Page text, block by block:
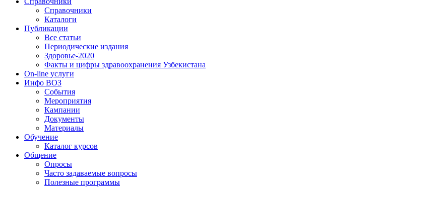
Справочники
Каталоги
Публикации
Все статьи
Периодические издания
Здоровье-2020
Факты и цифры здравоохранения Узбекистана
On-line услуги
Инфо ВОЗ
События
Мероприятия
Кампании
Документы
Материалы
Обучение
Каталог курсов
Общение
Опросы
Часто задаваемые вопросы
Полезные программы